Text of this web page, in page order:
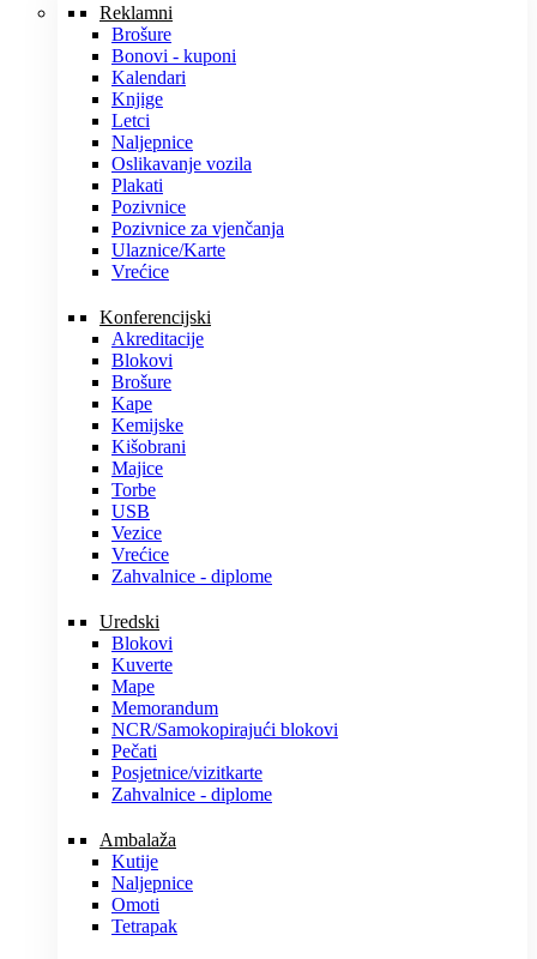
Reklamni
Brošure
Bonovi - kuponi
Kalendari
Knjige
Letci
Naljepnice
Oslikavanje vozila
Plakati
Pozivnice
Pozivnice za vjenčanja
Ulaznice/Karte
Vrećice
Konferencijski
Akreditacije
Blokovi
Brošure
Kape
Kemijske
Kišobrani
Majice
Torbe
USB
Vezice
Vrećice
Zahvalnice - diplome
Uredski
Blokovi
Kuverte
Mape
Memorandum
NCR/Samokopirajući blokovi
Pečati
Posjetnice/vizitkarte
Zahvalnice - diplome
Ambalaža
Kutije
Naljepnice
Omoti
Tetrapak